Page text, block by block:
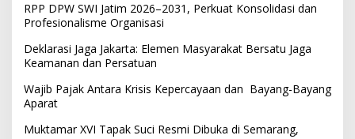
RPP DPW SWI Jatim 2026–2031, Perkuat Konsolidasi dan
Profesionalisme Organisasi
Deklarasi Jaga Jakarta: Elemen Masyarakat Bersatu Jaga
Keamanan dan Persatuan
Wajib Pajak Antara Krisis Kepercayaan dan Bayang-Bayang
Aparat
Muktamar XVI Tapak Suci Resmi Dibuka di Semarang,